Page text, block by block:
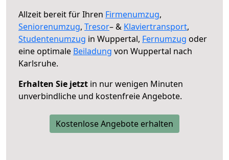
Allzeit bereit für Ihren Firmenumzug,
Seniorenumzug, Tresor– & Klaviertransport,
Studentenumzug in Wuppertal, Fernumzug oder
eine optimale Beiladung von Wuppertal nach
Karlsruhe.
Erhalten Sie jetzt in nur wenigen Minuten
unverbindliche und kostenfreie Angebote.
Kostenlose Angebote erhalten